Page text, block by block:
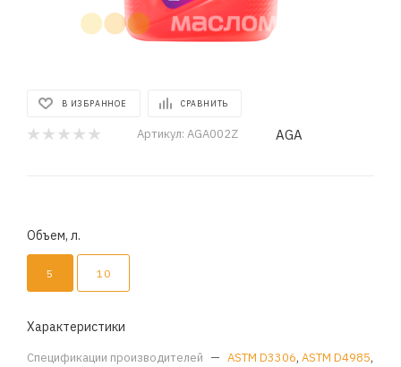
В ИЗБРАННОЕ СРАВНИТЬ
Артикул: AGA002Z AGA
Объем, л.
5 10
Характеристики
Спецификации производителей — ASTM D3306, ASTM D4985,